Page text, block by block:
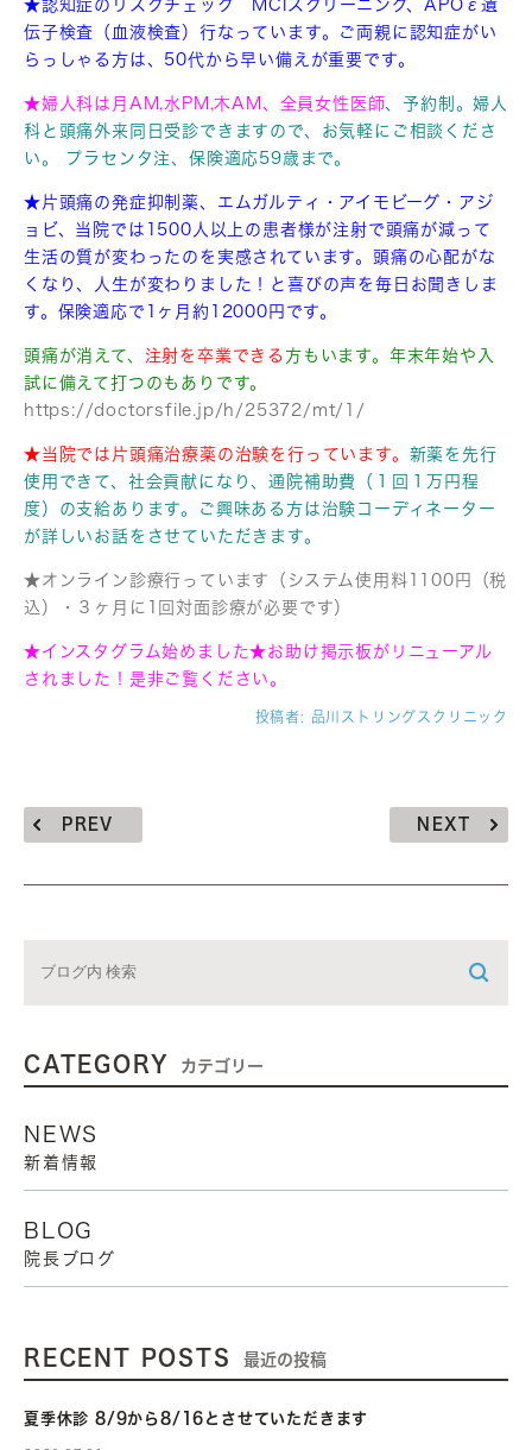
★認知症のリスクチェック MCIスクリーニング、APOε遺
伝子検査（血液検査）行なっています。ご両親に認知症がい
らっしゃる方は、50代から早い備えが重要です。
★婦人科は月AM,水PM,木AM、全員女性医師 、予約制。婦人
科と頭痛外来同日受診できますので、お気軽にご相談くださ
い。 プラセンタ注、保険適応59歳まで。
★片頭痛の発症抑制薬、エムガルティ・アイモビーグ・アジ
ョビ、 当院では1500人以上の患者様が注射で頭痛が減って
生活の質が変わったのを実感されています。頭痛の心配がな
くなり、人生が変わりました！と喜びの声を毎日お聞きしま
す。保険適応で1ヶ月約12000円です。
頭痛が消えて、 注射を卒業できる方も います。 年末年始や入
試に備えて打つのもありです。
https://doctorsfile.jp/h/25372/mt/1/
★当院では片頭痛治療薬の治験を行っています。 新薬を先行
使用できて、社会貢献になり、通院補助費（１回１万円程
度）の支給あります。ご興味ある方は治験コーディネーター
が詳しいお話をさせていただきます。
★オンライン診療行っています（システム使用料1100円（税
込）・３ヶ月に1回対面診療が必要です）
★インスタグラム始めました★お助け掲示板がリニューアル
されました！是非ご覧ください。
投稿者: 品川ストリングスクリニック
PREV NEXT
CATEGORY カテゴリー
NEWS
新着情報
BLOG
院長ブログ
RECENT POSTS 最近の投稿
夏季休診 8/9から8/16とさせていただきます